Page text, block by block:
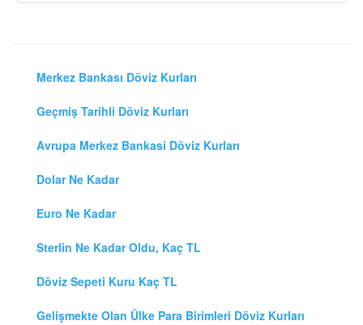
Merkez Bankası Döviz Kurları
Geçmiş Tarihli Döviz Kurları
Avrupa Merkez Bankasi Döviz Kurları
Dolar Ne Kadar
Euro Ne Kadar
Sterlin Ne Kadar Oldu, Kaç TL
Döviz Sepeti Kuru Kaç TL
Gelişmekte Olan Ülke Para Birimleri Döviz Kurları